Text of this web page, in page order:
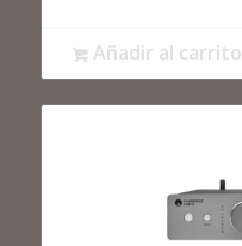
Añadir al carrito